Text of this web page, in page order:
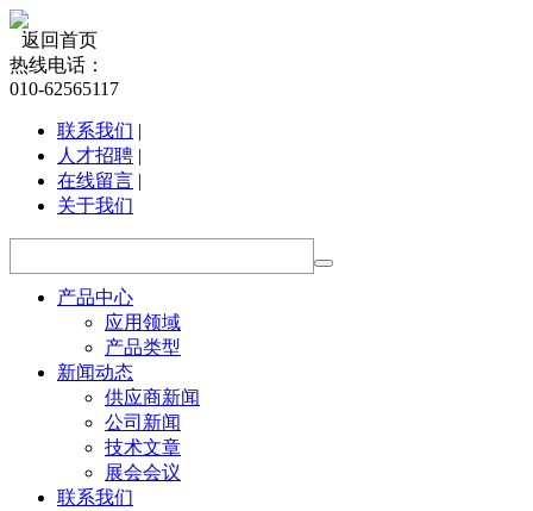
返回首页
热线电话：
010-62565117
联系我们 |
人才招聘 |
在线留言 |
关于我们
产品中心
应用领域
产品类型
新闻动态
供应商新闻
公司新闻
技术文章
展会会议
联系我们